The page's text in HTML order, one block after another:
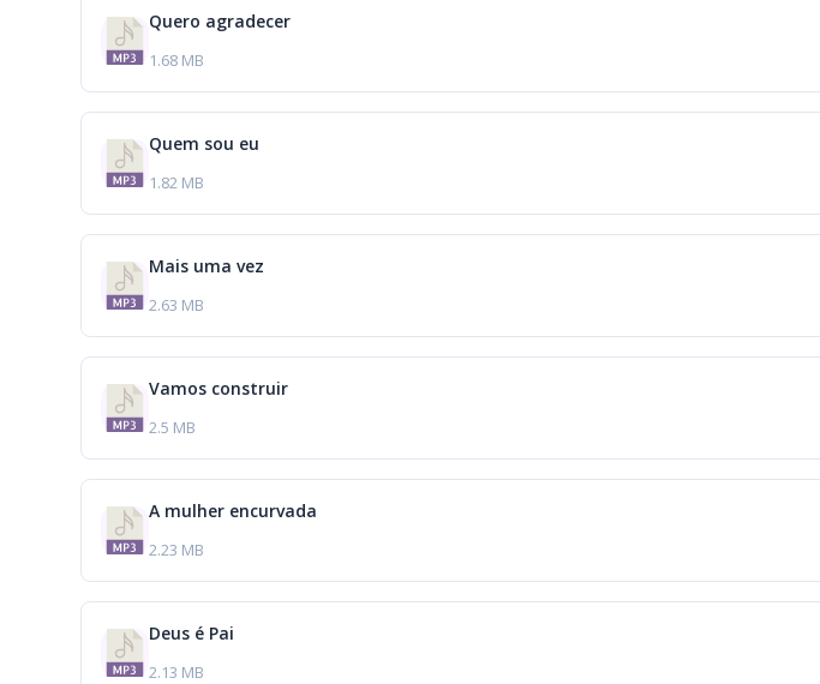
Quero agradecer
1.68 MB
Quem sou eu
1.82 MB
Mais uma vez
2.63 MB
Vamos construir
2.5 MB
A mulher encurvada
2.23 MB
Deus é Pai
2.13 MB